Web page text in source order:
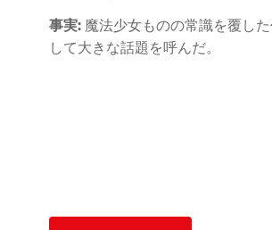
事実: 魔法少女ものの常識を覆した
して大きな話題を呼んだ。